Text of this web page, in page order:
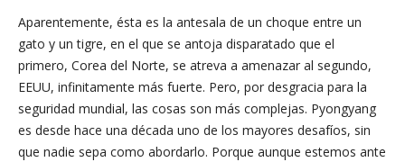
Aparentemente, ésta es la antesala de un choque entre un
gato y un tigre, en el que se antoja disparatado que el
primero, Corea del Norte, se atreva a amenazar al segundo,
EEUU, infinitamente más fuerte. Pero, por desgracia para la
seguridad mundial, las cosas son más complejas. Pyongyang
es desde hace una década uno de los mayores desafíos, sin
que nadie sepa como abordarlo. Porque aunque estemos ante